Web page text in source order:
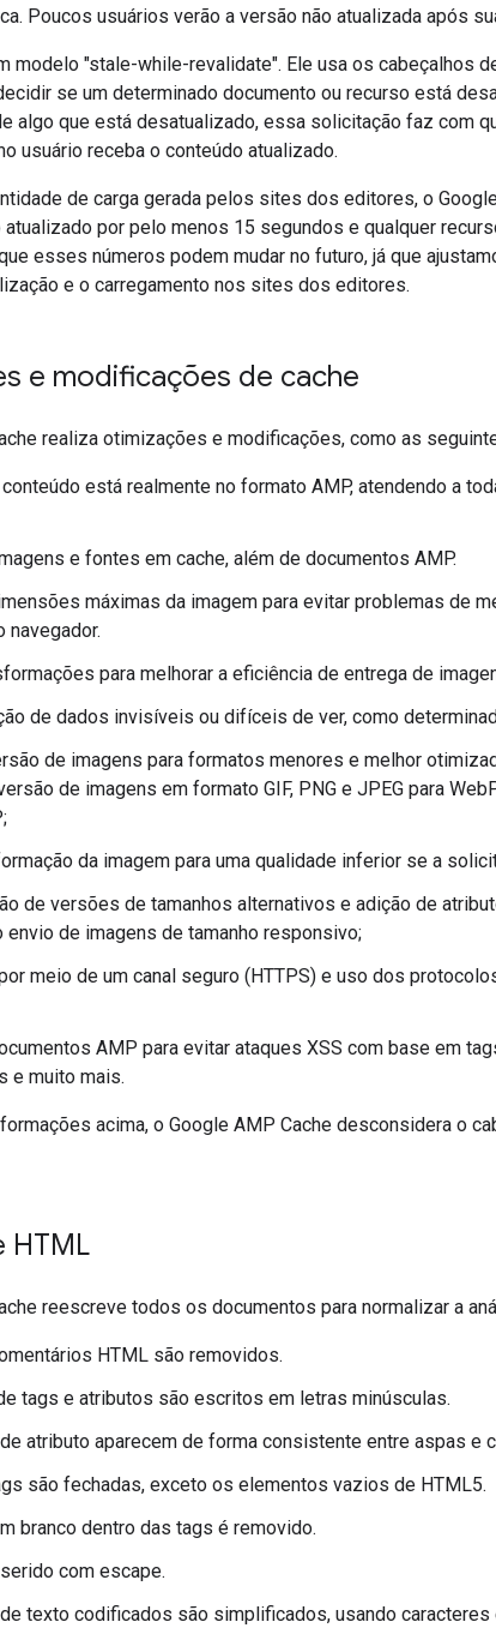
Poucos usuários verão a versão não atualizada após
modelo "stale-while-revalidate". Ele usa os cabeçalhos
se um determinado documento ou recurso está
algo que está desatualizado, essa solicitação faz com
usuário receba o conteúdo atualizado.
de carga gerada pelos sites dos editores, o
por pelo menos 15 segundos e qualquer
esses números podem mudar no futuro, já que
e o carregamento nos sites dos editores.
e modificações de cache
realiza otimizações e modificações, como as
está realmente no formato AMP, atendendo a
e fontes em cache, além de documentos AMP.
máximas da imagem para evitar problemas de
navegador.
para melhorar a eficiência de entrega de
de dados invisíveis ou difíceis de ver, como
de imagens para formatos menores e melhor
de imagens em formato GIF, PNG e JPEG para
da imagem para uma qualidade inferior se a
de versões de tamanhos alternativos e adição de
envio de imagens de tamanho responsivo;
meio de um canal seguro (HTTPS) e uso dos
AMP para evitar ataques XSS com base em
e muito mais.
acima, o Google AMP Cache desconsidera o
HTML
reescreve todos os documentos para normalizar a
HTML são removidos.
tags e atributos são escritos em letras minúsculas.
atributo aparecem de forma consistente entre aspas e
são fechadas, exceto os elementos vazios de HTML5.
branco dentro das tags é removido.
com escape.
texto codificados são simplificados, usando caracteres